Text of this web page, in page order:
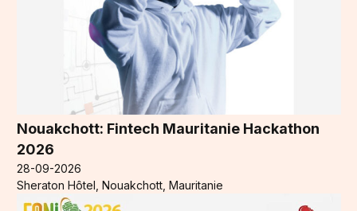
Nouakchott: Fintech Mauritanie Hackathon
2026
28-09-2026
Sheraton Hôtel, Nouakchott, Mauritanie